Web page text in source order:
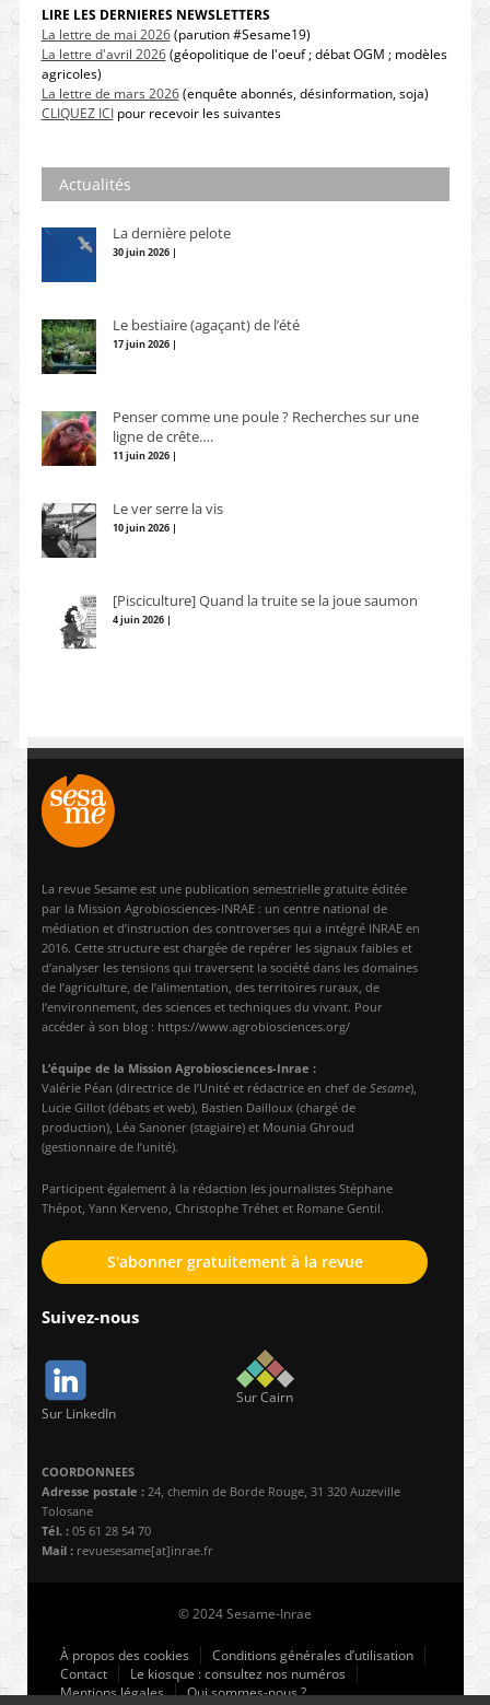
LIRE LES DERNIERES NEWSLETTERS
La lettre de mai 2026(parution #Sesame19)
La lettre d'avril 2026(géopolitique de l'oeuf ; débat OGM ; modèles
agricoles)
La lettre de mars 2026(enquête abonnés, désinformation, soja)
CLIQUEZ ICIpour recevoir les suivantes
Actualités
La dernière pelote
30 juin 2026 |
Le bestiaire (agaçant) de l’été
17 juin 2026 |
Penser comme une poule ? Recherches sur une
ligne de crête….
11 juin 2026 |
Le ver serre la vis
10 juin 2026 |
[Pisciculture] Quand la truite se la joue saumon
4 juin 2026 |
La revue Sesame est une publication semestrielle gratuite éditée
par la Mission Agrobiosciences-INRAE : un centre national de
médiation et d’instruction des controverses qui a intégré INRAE en
2016. Cette structure est chargée de repérer les signaux faibles et
d’analyser les tensions qui traversent la société dans les domaines
de l’agriculture, de l’alimentation, des territoires ruraux, de
l’environnement, des sciences et techniques du vivant. Pour
accéder à son blog : https://www.agrobiosciences.org/
L’équipe de la Mission Agrobiosciences-Inrae :
Valérie Péan (directrice de l’Unité et rédactrice en chef de Sesame),
Lucie Gillot (débats et web), Bastien Dailloux (chargé de
production), Léa Sanoner (stagiaire) et Mounia Ghroud
(gestionnaire de l’unité).
Participent également à la rédaction les journalistes Stéphane
Thépot, Yann Kerveno, Christophe Tréhet et Romane Gentil.
S'abonner gratuitement à la revue
Suivez-nous
Sur LinkedIn
Sur Cairn
COORDONNEES
Adresse postale : 24, chemin de Borde Rouge, 31 320 Auzeville
Tolosane
Tél. : 05 61 28 54 70
Mail : revuesesame[at]inrae.fr
© 2024 Sesame-Inrae
À propos des cookies
Conditions générales d’utilisation
Contact
Le kiosque : consultez nos numéros
Mentions légales
Qui sommes-nous ?